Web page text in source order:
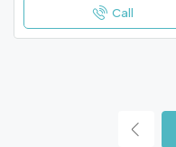
Call